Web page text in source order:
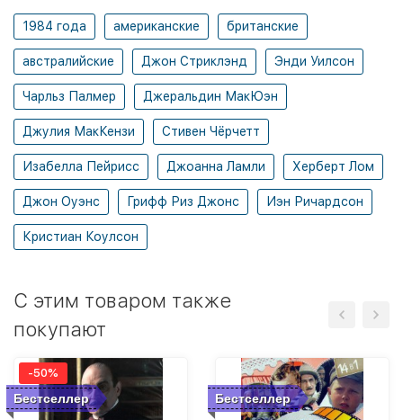
1984 года американские британские
австралийские Джон Стриклэнд Энди Уилсон
Чарльз Палмер Джеральдин МакЮэн
Джулия МакКензи Стивен Чёрчетт
Изабелла Пейрисс Джоанна Ламли Херберт Лом
Джон Оуэнс Грифф Риз Джонс Иэн Ричардсон
Кристиан Коулсон
C этим товаром также
покупают
Бестселлер
-50%
Бестселлер